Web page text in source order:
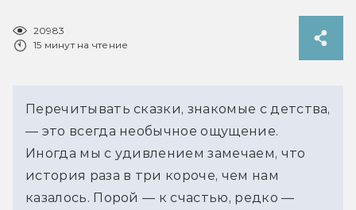
20983
15 минут на чтение
Перечитывать сказки, знакомые с детства,
— это всегда необычное ощущение.
Иногда мы с удивлением замечаем, что
история раза в три короче, чем нам
казалось. Порой — к счастью, редко —